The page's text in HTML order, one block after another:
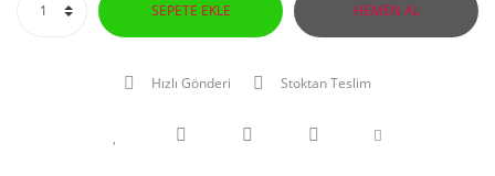
SEPETE EKLE HEMEN AL
Hızlı Gönderi Stoktan Teslim